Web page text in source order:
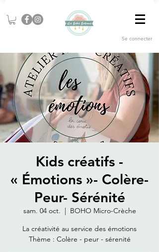
Se connecter
Kids créatifs -
« Émotions »- Colère-
Peur- Sérénité
sam. 04 oct.
  |
BOHO Micro-Crèche
La créativité au service des émotions
Thème : Colère - peur - sérenité